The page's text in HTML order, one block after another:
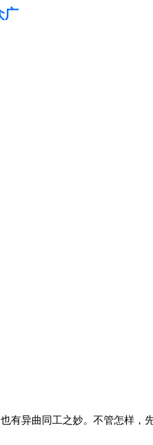
广
有异曲同工之妙。不管怎样，